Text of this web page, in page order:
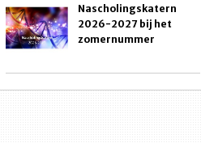
Nascholingskatern
2026-2027 bij het
zomernummer